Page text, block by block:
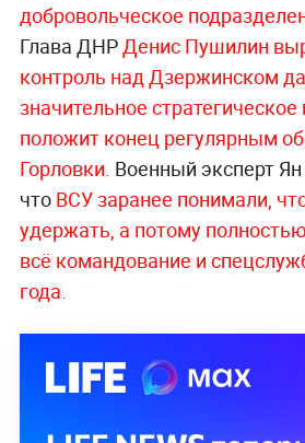
добровольческое
Глава ДНРДенис Пушилин
контроль над Дзержинском
значительное
положит конец регулярным
Горловки. Военный эксперт
что ВСУ заранее понимали,
удержать, а потому
всё командование и
года.